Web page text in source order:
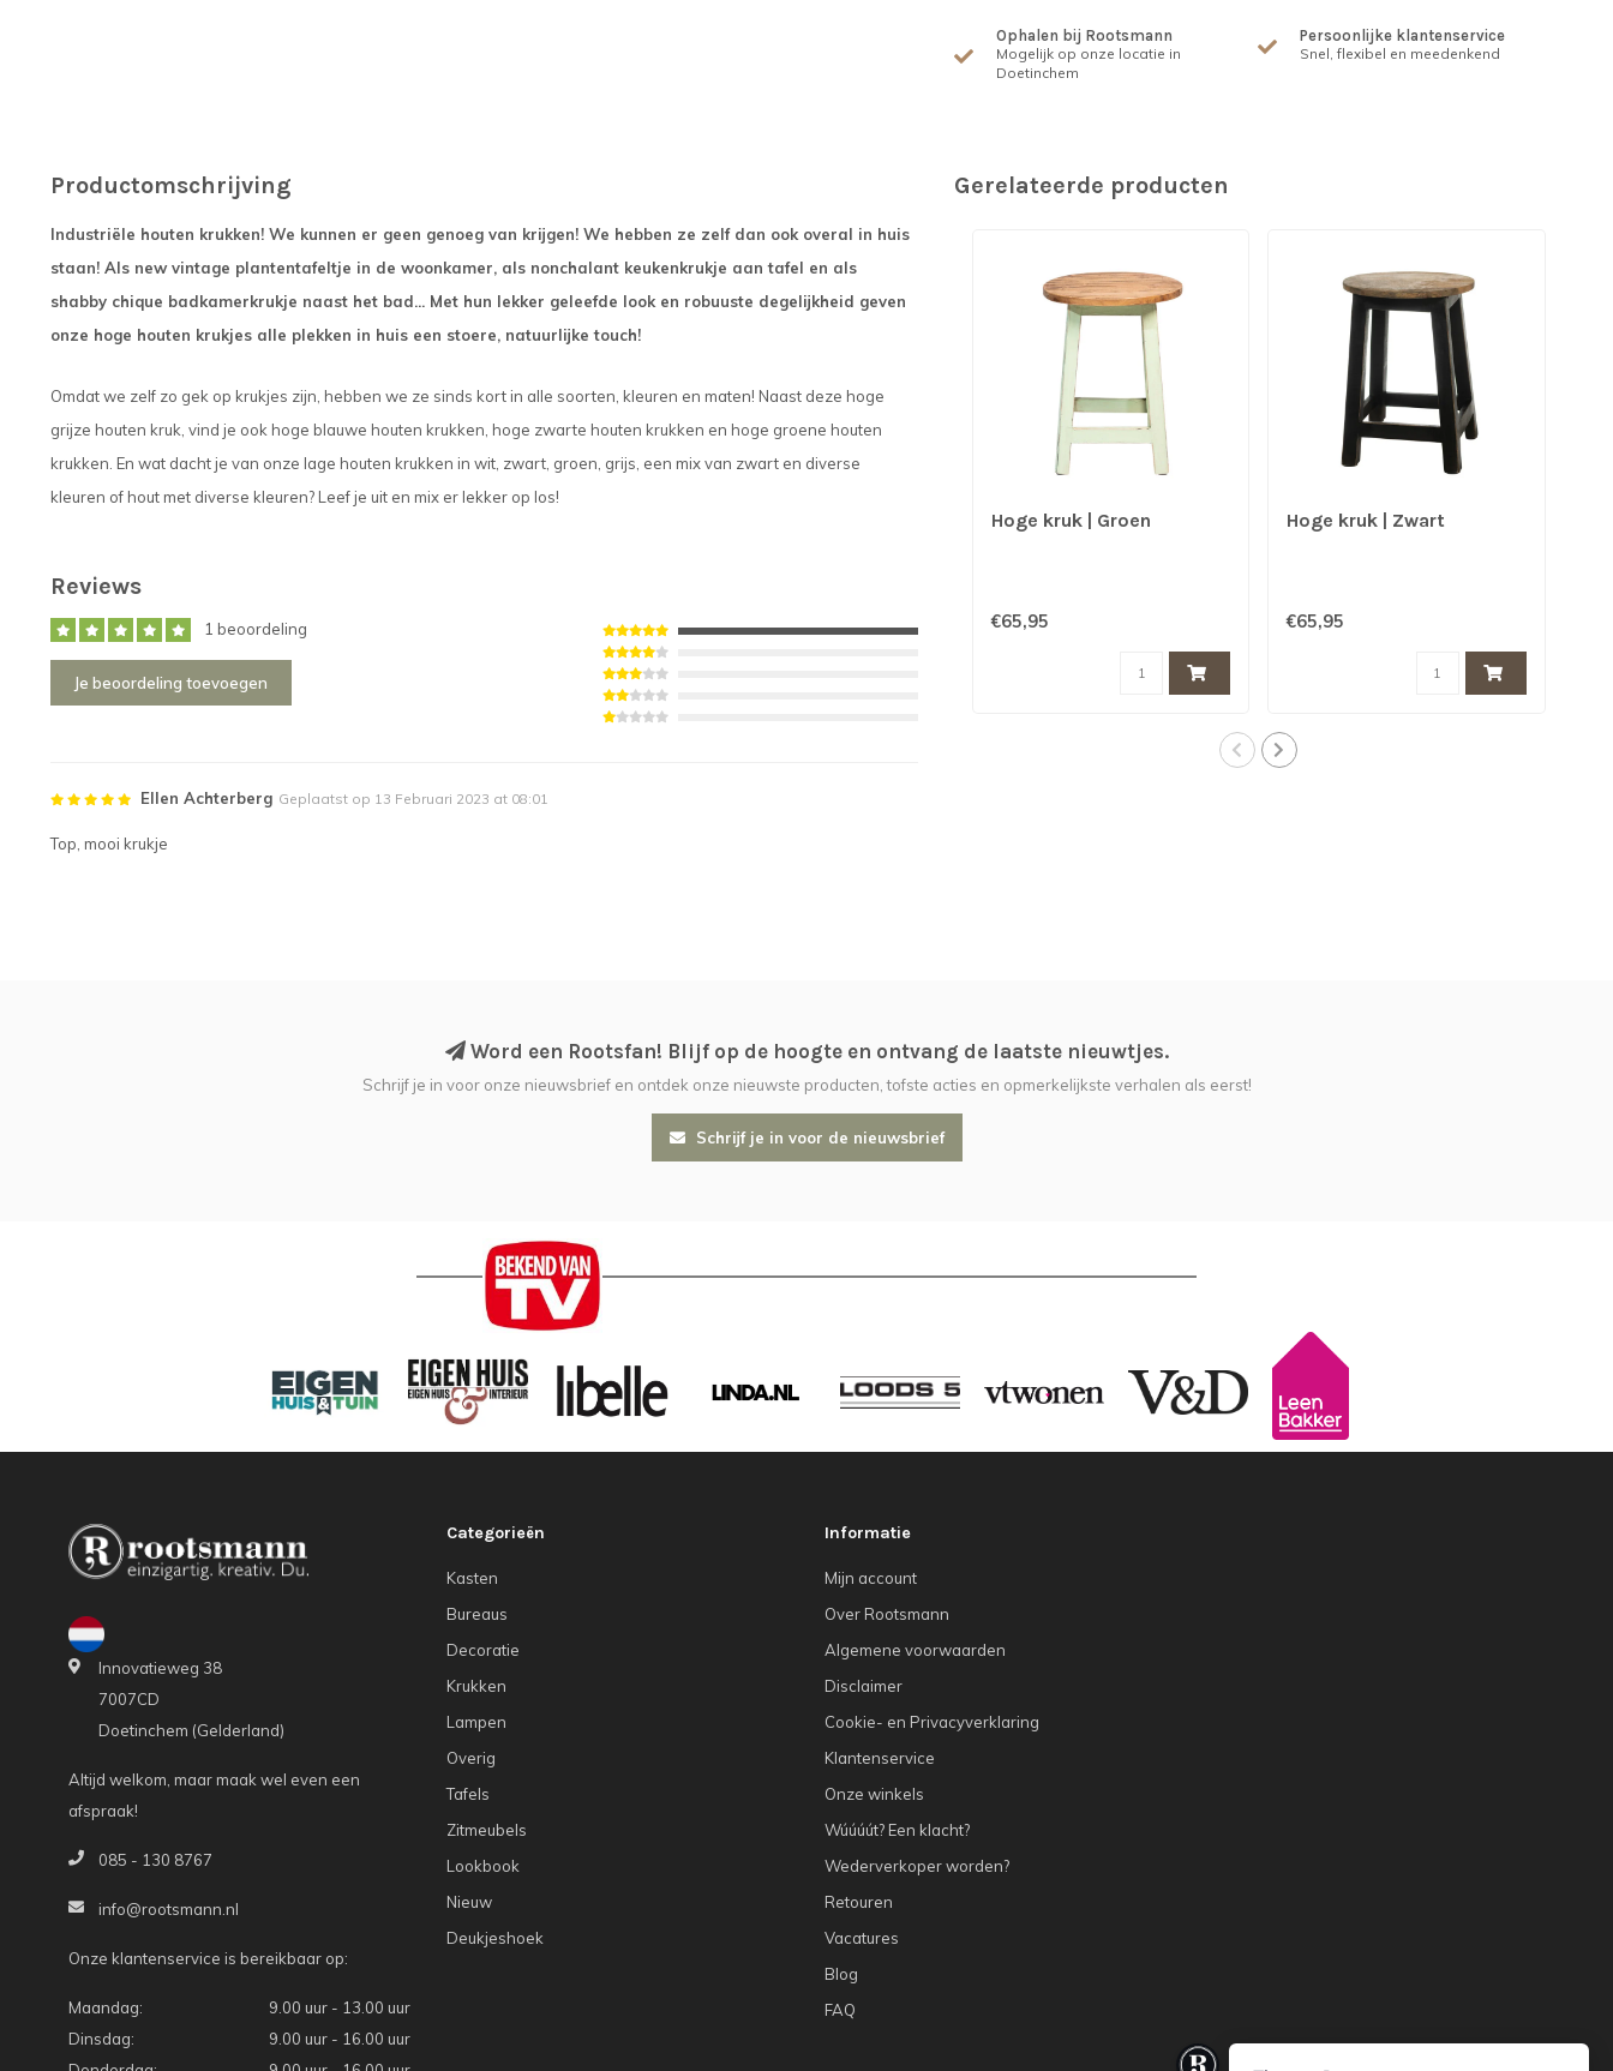
Ophalen bij Rootsmann
Mogelijk op onze locatie in
Doetinchem
Persoonlijke klantenservice
Snel, flexibel en meedenkend
Productomschrijving
Industriële houten krukken! We kunnen er geen genoeg van krijgen! We hebben ze zelf dan ook overal in huis
staan! Als new vintage plantentafeltje in de woonkamer, als nonchalant keukenkrukje aan tafel en als
shabby chique badkamerkrukje naast het bad... Met hun lekker geleefde look en robuuste degelijkheid geven
onze hoge houten krukjes alle plekken in huis een stoere, natuurlijke touch!
Omdat we zelf zo gek op krukjes zijn, hebben we ze sinds kort in alle soorten, kleuren en maten! Naast deze hoge
grijze houten kruk, vind je ook hoge blauwe houten krukken, hoge zwarte houten krukken en hoge groene houten
krukken. En wat dacht je van onze lage houten krukken in wit, zwart, groen, grijs, een mix van zwart en diverse
kleuren of hout met diverse kleuren? Leef je uit en mix er lekker op los!
Reviews
1 beoordeling
Je beoordeling toevoegen
Ellen Achterberg Geplaatst op 13 Februari 2023 at 08:01
Top, mooi krukje
Gerelateerde producten
Hoge kruk | Groen
€65,95
Hoge kruk | Zwart
€65,95
Word een Rootsfan! Blijf op de hoogte en ontvang de laatste nieuwtjes.
Schrijf je in voor onze nieuwsbrief en ontdek onze nieuwste producten, tofste acties en opmerkelijkste verhalen als eerst!
Schrijf je in voor de nieuwsbrief
Innovatieweg 38
7007CD
Doetinchem (Gelderland)
Altijd welkom, maar maak wel even een
afspraak!
085 - 130 8767
info@rootsmann.nl
Onze klantenservice is bereikbaar op:
Maandag:
9.00 uur - 13.00 uur
Dinsdag:
9.00 uur - 16.00 uur
Categorieën
Kasten
Bureaus
Decoratie
Krukken
Lampen
Overig
Tafels
Zitmeubels
Lookbook
Nieuw
Deukjeshoek
Informatie
Mijn account
Over Rootsmann
Algemene voorwaarden
Disclaimer
Cookie- en Privacyverklaring
Klantenservice
Onze winkels
Wúúúút? Een klacht?
Wederverkoper worden?
Retouren
Vacatures
Blog
FAQ